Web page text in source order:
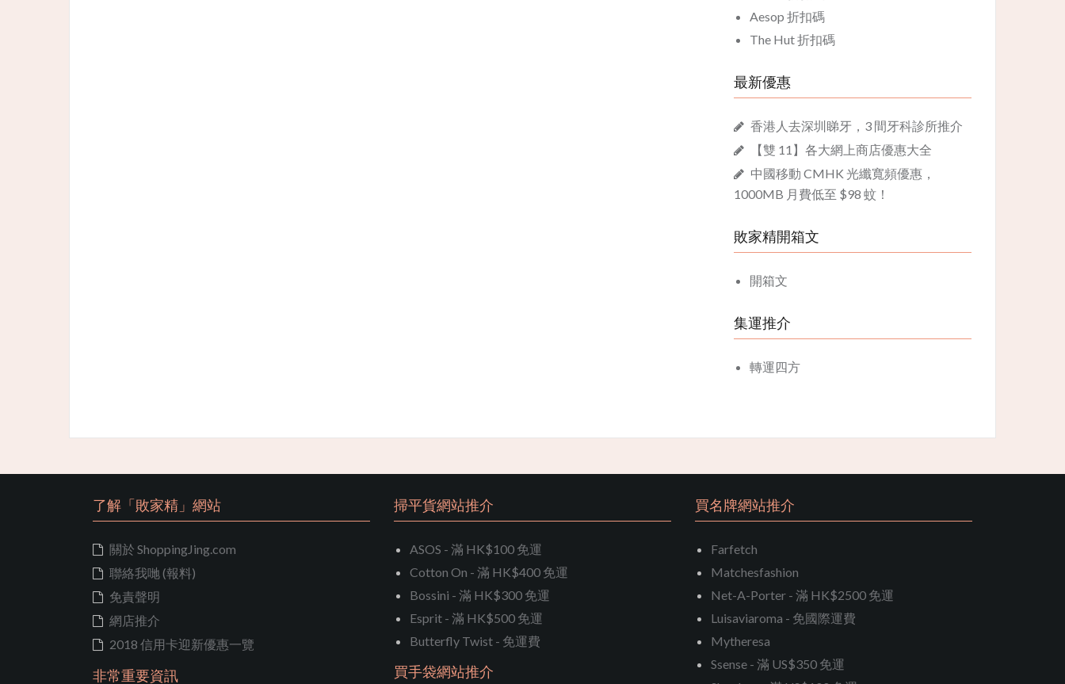
Aesop 折扣碼
The Hut 折扣碼
最新優惠
香港人去深圳睇牙，3 間牙科診所推介
【雙 11】各大網上商店優惠大全
中國移動 CMHK 光纖寬頻優惠，
1000MB 月費低至 $98 蚊！
敗家精開箱文
開箱文
集運推介
轉運四方
了解「敗家精」網站
關於 ShoppingJing.com
聯絡我哋 (報料)
免責聲明
網店推介
2018 信用卡迎新優惠一覽
非常重要資訊
掃平貨網站推介
ASOS - 滿 HK$100 免運
Cotton On - 滿 HK$400 免運
Bossini - 滿 HK$300 免運
Esprit - 滿 HK$500 免運
Butterfly Twist - 免運費
買手袋網站推介
買名牌網站推介
Farfetch
Matchesfashion
Net-A-Porter - 滿 HK$2500 免運
Luisaviaroma - 免國際運費
Mytheresa
Ssense - 滿 US$350 免運